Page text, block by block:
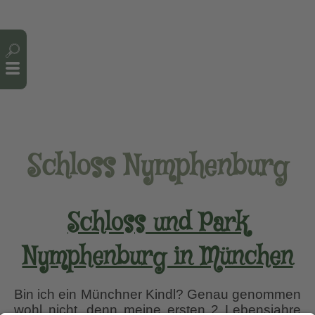
Schloss Nymphenburg
Schloss und Park
Nymphenburg in München
Bin ich ein Münchner Kindl? Genau genommen
wohl nicht, denn meine ersten 2 Lebensjahre